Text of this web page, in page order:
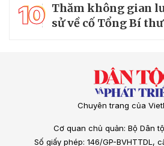
10 Thăm không gian
sử về cố Tổng Bí
Chuyên trang của
Cơ quan chủ quản: Bộ Dân
Số giấy phép: 146/GP-BVHTTDL,